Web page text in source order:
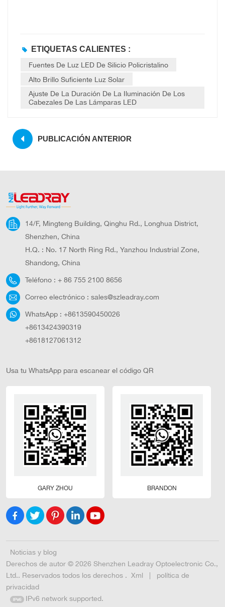
ETIQUETAS CALIENTES :
Fuentes De Luz LED De Silicio Policristalino
Alto Brillo Suficiente Luz Solar
Ajuste De La Duración De La Iluminación De Los
Cabezales De Las Lámparas LED
PUBLICACIÓN ANTERIOR
14/F, Mingteng Building, Qinghu Rd., Longhua District,
Shenzhen, China
H.Q. : No. 17 North Ring Rd., Yanzhou Industrial Zone,
Shandong, China
Teléfono : + 86 755 2100 8656
Correo electrónico : sales@szleadray.com
WhatsApp : +8613590450026
+8613424390319
+8618127061312
Usa tu WhatsApp para escanear el código QR
GARY ZHOU BRANDON
Noticias y blog
Derechos de autor © 2026 Shenzhen Leadray Optoelectronic Co.,
Ltd.. Reservados todos los derechos . Xml |
política de
privacidad
IPv6 network supported.